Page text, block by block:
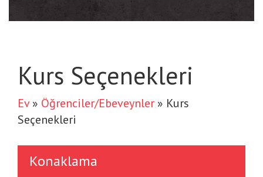
Kurs Seçenekleri
Ev» Öğrenciler/Ebeveynler » Kurs
Seçenekleri
Konaklama